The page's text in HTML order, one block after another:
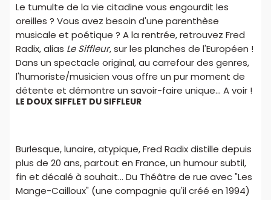
Le tumulte de la vie citadine vous engourdit les
oreilles ? Vous avez besoin d'une parenthèse
musicale et poétique ? A la rentrée, retrouvez Fred
Radix, alias Le Siffleur, sur les planches de l'Européen !
Dans un spectacle original, au carrefour des genres,
l'humoriste/musicien vous offre un pur moment de
détente et démontre un savoir-faire unique... A voir !
LE DOUX SIFFLET DU SIFFLEUR
Burlesque, lunaire, atypique, Fred Radix distille depuis
plus de 20 ans, partout en France, un humour subtil,
fin et décalé à souhait... Du Théâtre de rue avec "Les
Mange-Cailloux" (une compagnie qu'il créé en 1994)